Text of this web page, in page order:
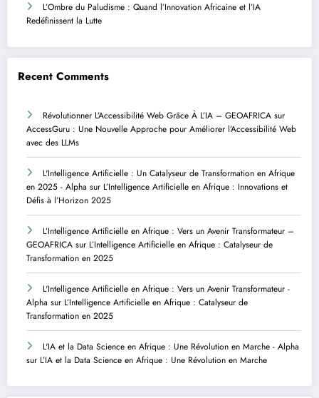
L’Ombre du Paludisme : Quand l’Innovation Africaine et l’IA
Redéfinissent la Lutte
Recent Comments
Révolutionner L’Accessibilité Web Grâce À L’IA – GEOAFRICA sur
AccessGuru : Une Nouvelle Approche pour Améliorer l’Accessibilité Web
avec des LLMs
L'Intelligence Artificielle : Un Catalyseur de Transformation en Afrique
en 2025 - Alpha sur L’Intelligence Artificielle en Afrique : Innovations et
Défis à l’Horizon 2025
L’Intelligence Artificielle en Afrique : Vers un Avenir Transformateur –
GEOAFRICA sur L’Intelligence Artificielle en Afrique : Catalyseur de
Transformation en 2025
L'Intelligence Artificielle en Afrique : Vers un Avenir Transformateur -
Alpha sur L’Intelligence Artificielle en Afrique : Catalyseur de
Transformation en 2025
L'IA et la Data Science en Afrique : Une Révolution en Marche - Alpha
sur L’IA et la Data Science en Afrique : Une Révolution en Marche